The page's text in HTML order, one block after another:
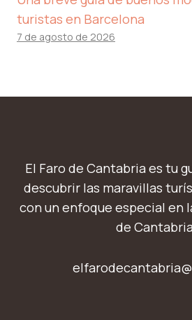
turistas en Barcelona
7 de agosto de 2026
El Faro de Cantabria es tu
descubrir las maravillas
con un enfoque especial en
de